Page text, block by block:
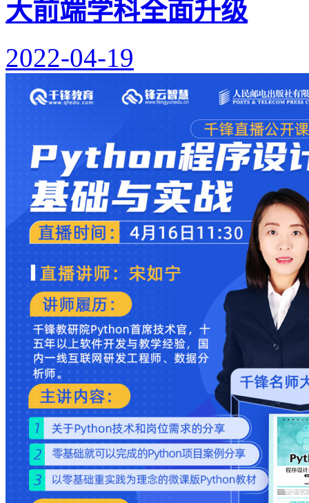
大前端学科全面升级
2022-04-19